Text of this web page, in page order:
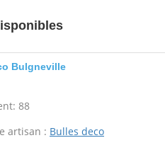
Bulgneville
88
artisan : Bulles deco